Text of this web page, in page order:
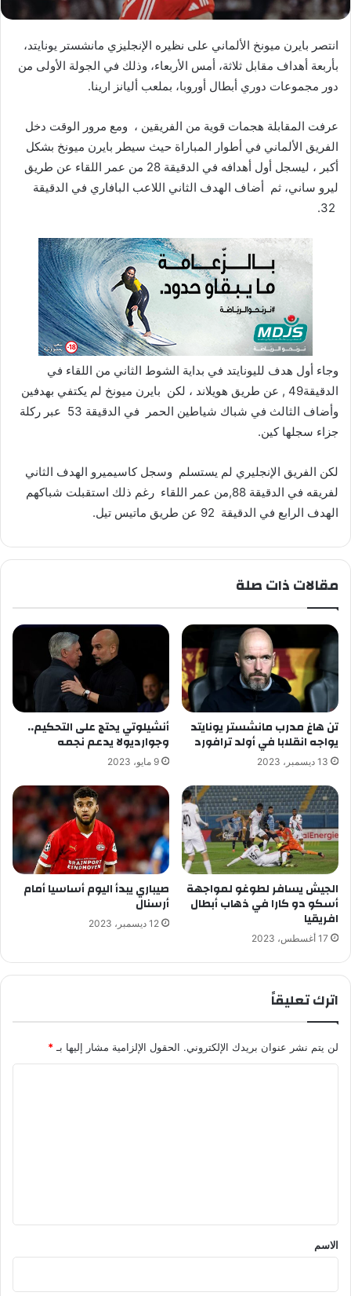
ت
ي
انتصر بايرن ميونخ الألماني على نظيره الإنجليزي مانشستر يونايتد،
بأربعة أهداف مقابل ثلاثة، أمس الأربعاء، وذلك في الجولة الأولى من
دور مجموعات دوري أبطال أوروبا، بملعب أليانز ارينا.
عرفت المقابلة هجمات قوية من الفريقين ، ومع مرور الوقت دخل
الفريق الألماني في أطوار المباراة حيث سيطر بايرن ميونخ بشكل
أكبر ، ليسجل أول أهدافه في الدقيقة 28 من عمر اللقاء عن طريق
ليرو ساني، ثم أضاف الهدف الثاني اللاعب البافاري في الدقيقة
وجاء أول هدف لليونايتد في بداية الشوط الثاني من اللقاء في
الدقيقة49 , عن طريق هويلاند ، لكن بايرن ميونخ لم يكتفي بهدفين
وأضاف الثالث في شباك شياطين الحمر في الدقيقة 53 عبر ركلة
جزاء سجلها كين.
لكن الفريق الإنجليري لم يستسلم وسجل كاسيميرو الهدف الثاني
لفريقه في الدقيقة 88,من عمر اللقاء رغم ذلك استقبلت شباكهم
الهدف الرابع في الدقيقة 92 عن طريق ماتيس تيل.
مقالات ذات صلة
تن هاغ مدرب مانشستر يونايتد
يواجه انقلابا في أولد ترافورد
13 ديسمبر، 2023
أنشيلوتي يحتج على التحكيم..
وجوارديولا يدعم نجمه
9 مايو، 2023
الجيش يسافر لطوغو لمواجهة
أسكو دو كارا في ذهاب أبطال
افريقيا
17 أغسطس، 2023
صيباري يبدأ اليوم أساسيا أمام
أرسنال
12 ديسمبر، 2023
اترك تعليقاً
لن يتم نشر عنوان بريدك الإلكتروني. الحقول الإلزامية مشار إليها بـ*
*
الاسم